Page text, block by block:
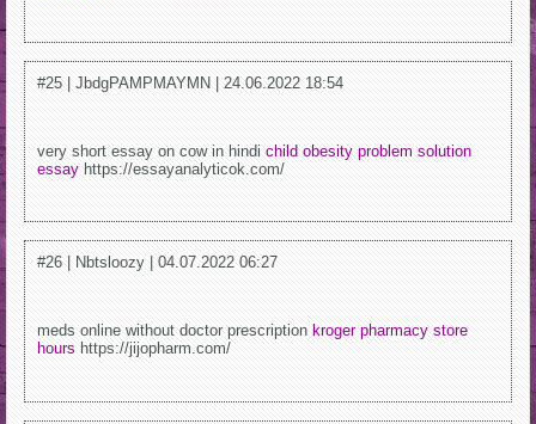
#25 | JbdgPAMPMAYMN | 24.06.2022 18:54
very short essay on cow in hindi child obesity problem solution
essay https://essayanalyticok.com/
#26 | Nbtsloozy | 04.07.2022 06:27
meds online without doctor prescription kroger pharmacy store
hours https://jijopharm.com/